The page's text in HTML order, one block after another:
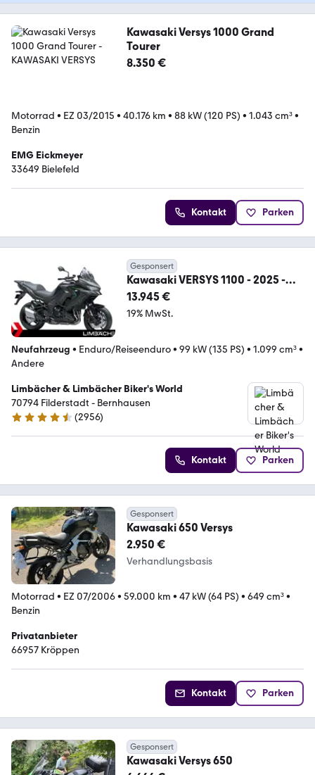
Kawasaki Versys 1000 Grand
Tourer
8.350 €
Motorrad • EZ 03/2015 • 40.176 km • 88 kW (120 PS) • 1.043 cm³•
Benzin
EMG Eickmeyer
33649 Bielefeld
Kontakt Parken
Gesponsert
Kawasaki VERSYS 1100 - 2025 -
KAWASAKI STUTTGART
13.945 €
19% MwSt.
Neufahrzeug • Enduro/Reiseenduro• 99 kW (135 PS) • 1.099 cm³•
Andere
Limbächer & Limbächer Biker's World
70794 Filderstadt - Bernhausen
4.7 Sterne
(2956)
Kontakt Parken
Gesponsert
Kawasaki 650 Versys
2.950 €
Verhandlungsbasis
Motorrad • EZ 07/2006• 59.000 km • 47 kW (64 PS) • 649 cm³•
Benzin
Privatanbieter
66957 Kröppen
Kontakt Parken
Gesponsert
Kawasaki Versys 650